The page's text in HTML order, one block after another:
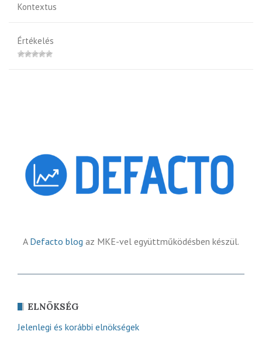
Kontextus
Értékelés
A Defacto blog az MKE-vel együttműködésben készül.
ELNÖKSÉG
Jelenlegi és korábbi elnökségek